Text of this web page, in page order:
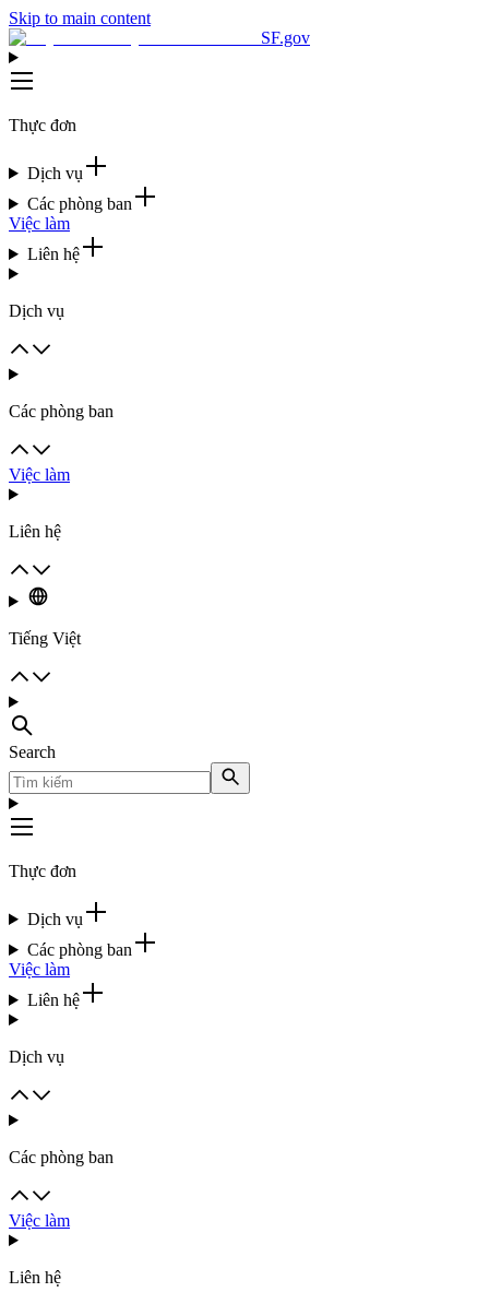
Skip to main content
SF.gov
Thực đơn
Dịch vụ
Các phòng ban
Việc làm
Liên hệ
Dịch vụ
Các phòng ban
Việc làm
Liên hệ
Tiếng Việt
Search
Thực đơn
Dịch vụ
Các phòng ban
Việc làm
Liên hệ
Dịch vụ
Các phòng ban
Việc làm
Liên hệ